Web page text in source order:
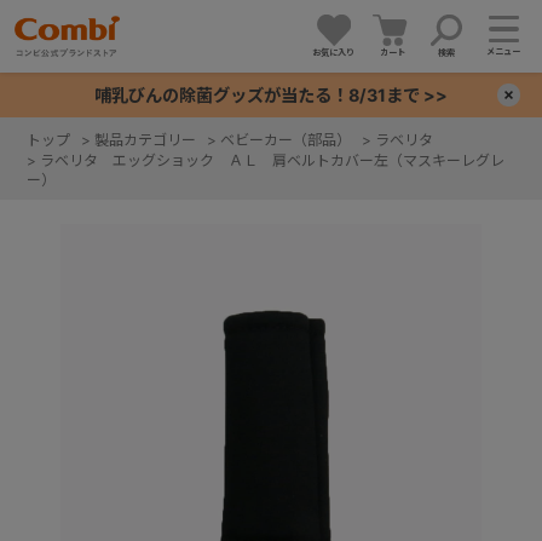
お気に入り カート 検索 メニュー
哺乳びんの除菌グッズが当たる！8/31まで >>
トップ > 製品カテゴリー > ベビーカー（部品） > ラベリタ
> ラベリタ エッグショック ＡＬ 肩ベルトカバー左（マスキーレグレ
ー）